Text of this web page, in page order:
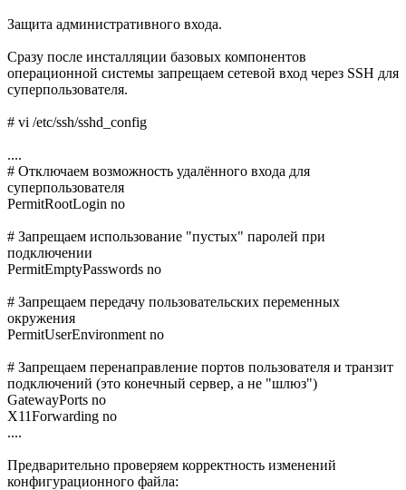
Защита административного входа.
Сразу после инсталляции базовых компонентов
операционной системы запрещаем сетевой вход через SSH для
суперпользователя.
# vi /etc/ssh/sshd_config
....
# Отключаем возможность удалённого входа для
суперпользователя
PermitRootLogin no
# Запрещаем использование "пустых" паролей при
подключении
PermitEmptyPasswords no
# Запрещаем передачу пользовательских переменных
окружения
PermitUserEnvironment no
# Запрещаем перенаправление портов пользователя и транзит
подключений (это конечный сервер, а не "шлюз")
GatewayPorts no
X11Forwarding no
....
Предварительно проверяем корректность изменений
конфигурационного файла: